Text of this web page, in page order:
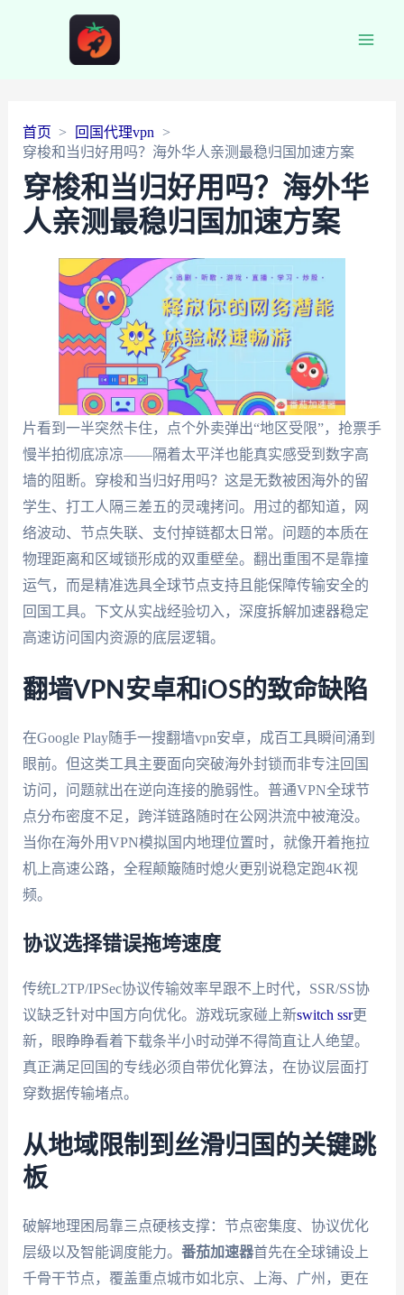
首页
回国代理vpn
穿梭和当归好用吗？海外华人亲测最稳归国加速方案
穿梭和当归好用吗？海外华
人亲测最稳归国加速方案
片看到一半突然卡住，点个外卖弹出“地区受限”，抢票手
慢半拍彻底凉凉——隔着太平洋也能真实感受到数字高
墙的阻断。穿梭和当归好用吗？这是无数被困海外的留
学生、打工人隔三差五的灵魂拷问。用过的都知道，网
络波动、节点失联、支付掉链都太日常。问题的本质在
物理距离和区域锁形成的双重壁垒。翻出重围不是靠撞
运气，而是精准选具全球节点支持且能保障传输安全的
回国工具。下文从实战经验切入，深度拆解加速器稳定
高速访问国内资源的底层逻辑。
翻墙VPN安卓和iOS的致命缺陷
在Google Play随手一搜翻墙vpn安卓，成百工具瞬间涌到
眼前。但这类工具主要面向突破海外封锁而非专注回国
访问，问题就出在逆向连接的脆弱性。普通VPN全球节
点分布密度不足，跨洋链路随时在公网洪流中被淹没。
当你在海外用VPN模拟国内地理位置时，就像开着拖拉
机上高速公路，全程颠簸随时熄火更别说稳定跑4K视
频。
协议选择错误拖垮速度
传统L2TP/IPSec协议传输效率早跟不上时代，SSR/SS协
议缺乏针对中国方向优化。游戏玩家碰上新switch ssr更
新，眼睁睁看着下载条半小时动弹不得简直让人绝望。
真正满足回国的专线必须自带优化算法，在协议层面打
穿数据传输堵点。
从地域限制到丝滑归国的关键跳
板
破解地理困局靠三点硬核支撑：节点密集度、协议优化
层级以及智能调度能力。 番茄加速器首先在全球铺设上
千骨干节点，覆盖重点城市如北京、上海、广州，更在